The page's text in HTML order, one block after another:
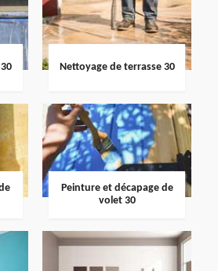
Nettoyage de terrasse 30
Peinture et décapage de
volet 30